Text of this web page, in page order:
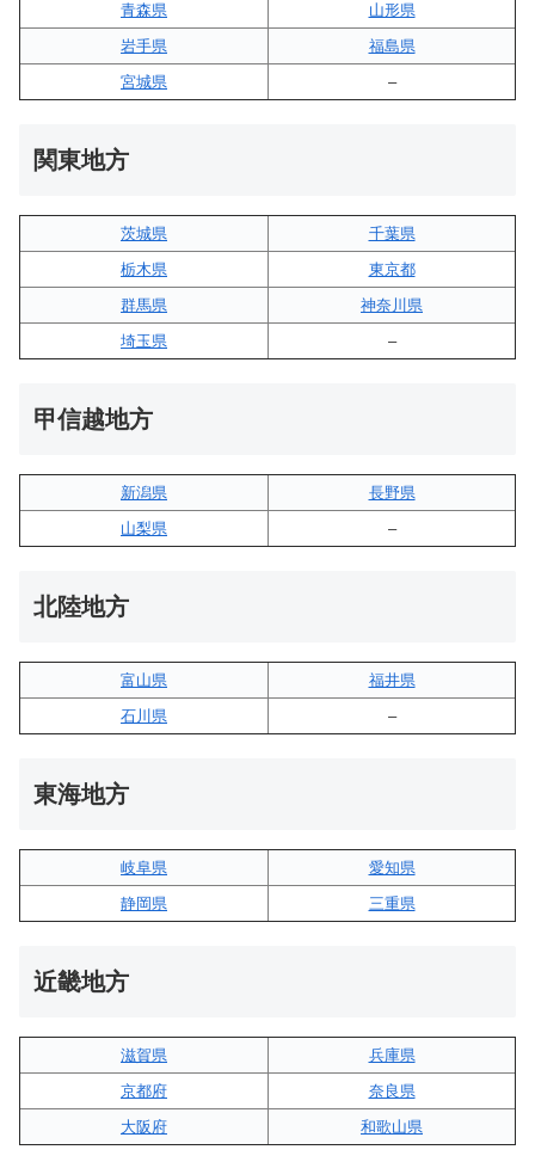
青森県
山形県
岩手県
福島県
宮城県
–
関東地方
茨城県
千葉県
栃木県
東京都
群馬県
神奈川県
埼玉県
–
甲信越地方
新潟県
長野県
山梨県
–
北陸地方
富山県
福井県
石川県
–
東海地方
岐阜県
愛知県
静岡県
三重県
近畿地方
滋賀県
兵庫県
京都府
奈良県
大阪府
和歌山県